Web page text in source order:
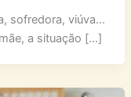
sofredora, viúva…
a situação […]